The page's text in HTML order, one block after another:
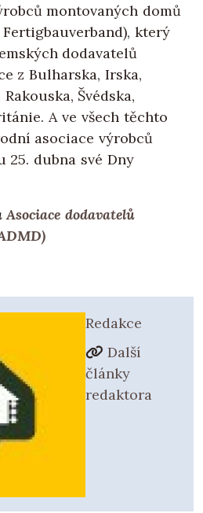
montovaných domů
který
dodavatelů
z Bulharska, Irska,
Švédska,
A ve všech těchto
asociace výrobců
25. dubna své Dny
Asociace dodavatelů
Redakce
Další
články
redaktora